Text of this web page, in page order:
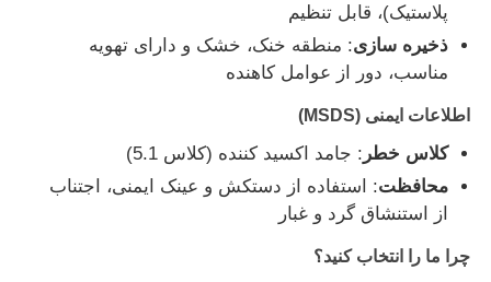
کلرید
پرکننده شیمیایی
پلاستیک)، قابل تنظیم
ذخیره سازی: منطقه خنک، خشک و دارای تهویه
مناسب، دور از عوامل کاهنده
اطلاعات ایمنی (MSDS)
کلاس خطر : جامد اکسید کننده (کلاس 5.1)
محافظت: استفاده از دستکش و عینک ایمنی، اجتناب
از استنشاق گرد و غبار
چرا ما را انتخاب کنید؟